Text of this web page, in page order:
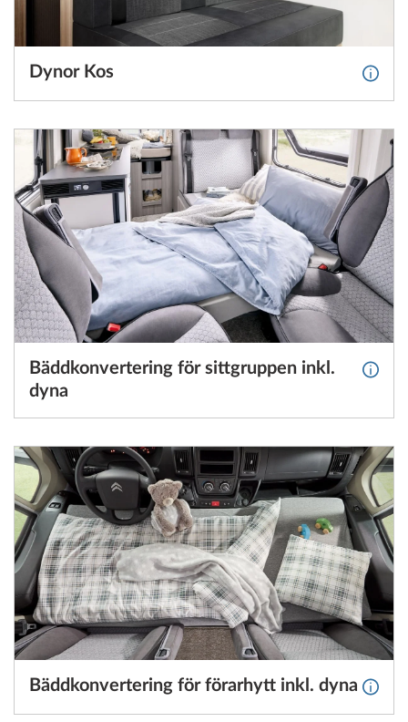
Dynor Kos Mer
Bäddkonvertering för sittgruppen inkl.
dyna
Mer
Bäddkonvertering för förarhytt inkl. dyna Mer